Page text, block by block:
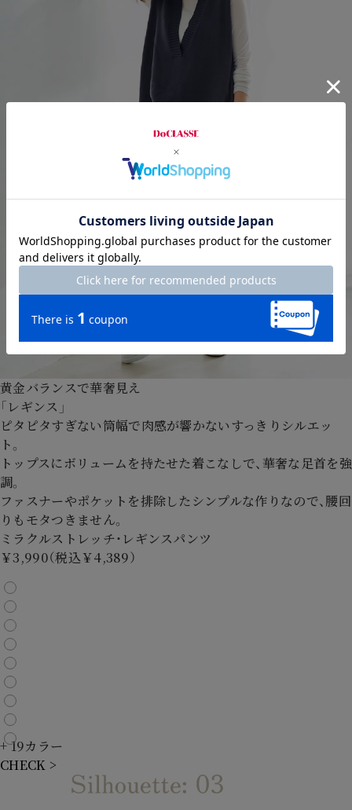
黄金バランスで華奢見え
「レギンス」
ピタピタすぎない筒幅で肉感が響かないすっきりシルエッ
ト。
トップスにボリュームを持たせた着こなしで、華奢な足首を強
調。
ファスナーやポケットを排除したシンプルな作りなので、腰回
りもモタつきません。
ミラクルストレッチ・レギンスパンツ
￥3,990（税込￥4,389）
+ 19カラー
CHECK >